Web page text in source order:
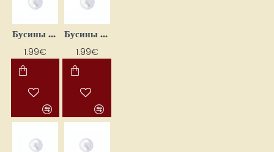
Бусины белые 10 мм (15 шт.)
1.99€
Бусины белые 12 мм (9 шт.)
1.99€